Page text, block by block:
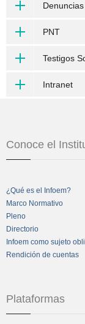
PNT
Testigos
Intranet
Conoce el
¿Qué es el Infoem?
Marco Normativo
Pleno
Directorio
Infoem como sujeto
Rendición de cuentas
Plataformas